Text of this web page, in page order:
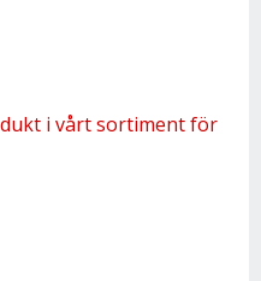
i vårt sortiment för